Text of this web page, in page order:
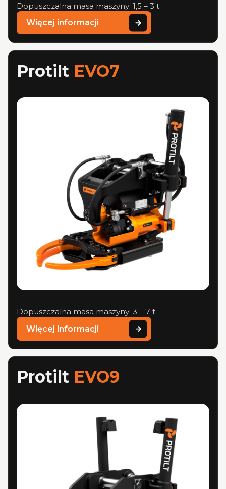
Dopuszczalna masa maszyny: 1,5 – 3 t
Więcej informacji
Protilt EVO7
Dopuszczalna masa maszyny: 3 – 7 t
Więcej informacji
Protilt EVO9